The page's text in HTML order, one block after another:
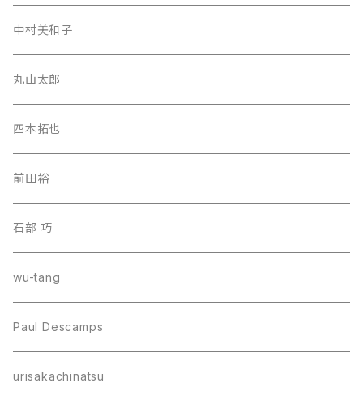
中村美和子
丸山太郎
四本拓也
前田裕
石部 巧
wu-tang
Paul Descamps
urisakachinatsu